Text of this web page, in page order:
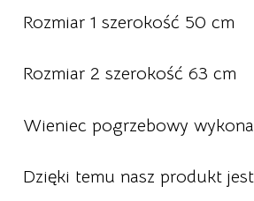
Rozmiar 1 szerokość 50 cm
Rozmiar 2 szerokość 63 cm
Wieniec pogrzebowy
Dzięki temu nasz produkt